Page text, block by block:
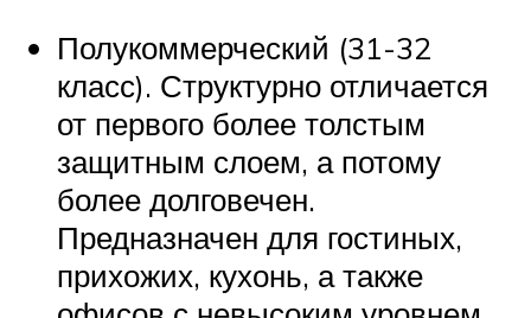
Полукоммерческий (31-32
класс). Структурно отличается
от первого более толстым
защитным слоем, а потому
более долговечен.
Предназначен для гостиных,
прихожих, кухонь, а также